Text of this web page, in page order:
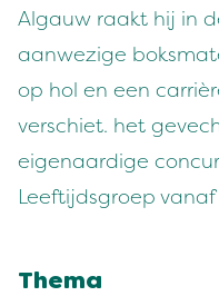
Algauw raakt hij in
aanwezige
op hol en een
verschiet. het
eigenaardige
Leeftijdsgroep
Thema